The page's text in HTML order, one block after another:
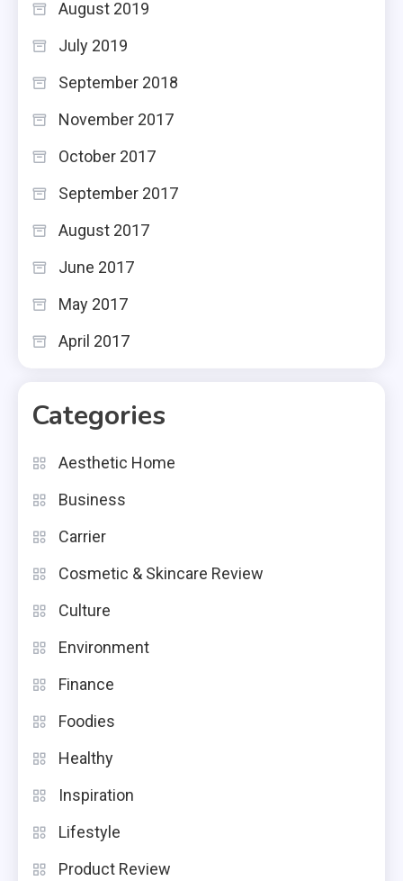
August 2019
July 2019
September 2018
November 2017
October 2017
September 2017
August 2017
June 2017
May 2017
April 2017
Categories
Aesthetic Home
Business
Carrier
Cosmetic & Skincare Review
Culture
Environment
Finance
Foodies
Healthy
Inspiration
Lifestyle
Product Review